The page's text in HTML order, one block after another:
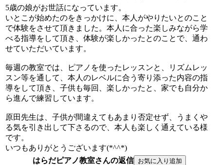
5歳の娘がお世話になっています。
いとこが始めたのをきっかけに、本人がやりたいとのこと
で体験をさせて頂きました。本人に合った楽しみながら学
べる指導をして頂き、体験が楽しかったとのことで、通わ
せていただいています。
毎週の教室では、ピアノを使ったレッスンと、リズムレッ
スン等を通して、本人のレベルに合う寄り添った内容の指
導をして頂き、子供も毎回、楽しかったと、家でも自分か
ら進んで練習しています。
原田先生は、子供が間違えてもあまり否定せず、うまくや
る気を引き出して下さるので、本人も楽しく通えている様
です。
いつもありがとうございます(*^^*)
はらだピアノ教室さんの返信